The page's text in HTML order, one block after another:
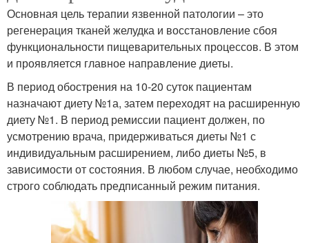
Основная цель терапии язвенной патологии – это
регенерация тканей желудка и восстановление сбоя
функциональности пищеварительных процессов. В этом
и проявляется главное направление диеты.
В период обострения на 10-20 суток пациентам
назначают диету №1а, затем переходят на расширенную
диету №1. В период ремиссии пациент должен, по
усмотрению врача, придерживаться диеты №1 с
индивидуальным расширением, либо диеты №5, в
зависимости от состояния. В любом случае, необходимо
строго соблюдать предписанный режим питания.